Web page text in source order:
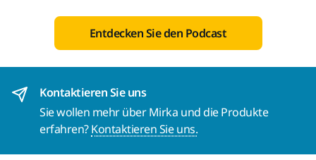
Entdecken Sie den Podcast
Kontaktieren Sie uns
Sie wollen mehr über Mirka und die Produkte
erfahren?Kontaktieren Sie uns.